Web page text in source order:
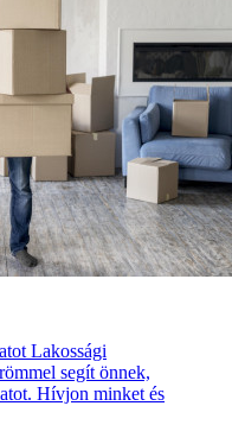
Lakossági
segít önnek,
Hívjon minket és